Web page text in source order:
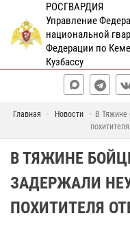
РОСГВАРДИЯ
Управление
национальной
Федерации по
Кузбассу
Главная Новости
В Тяжине
В ТЯЖИНЕ
ЗАДЕРЖАЛИ
ПОХИТИТЕЛЯ